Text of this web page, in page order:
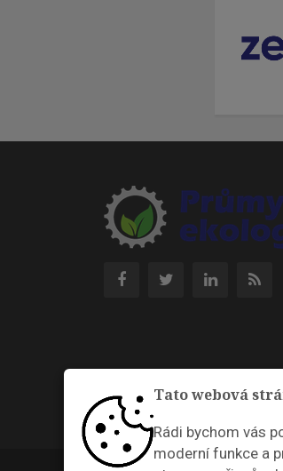
Tato webová
Rádi bychom vás
moderní funkce a